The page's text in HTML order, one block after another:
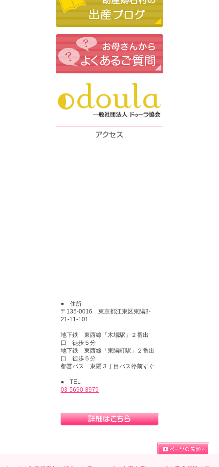
● 住所
〒135-0016 東京都江東区東陽3-
21-11-101
地下鉄 東西線「木場駅」２番出
口 徒歩５分
地下鉄 東西線「東陽町駅」２番出
口 徒歩５分
都営バス 東陽３丁目バス停前すぐ
● TEL
03-5690-8979